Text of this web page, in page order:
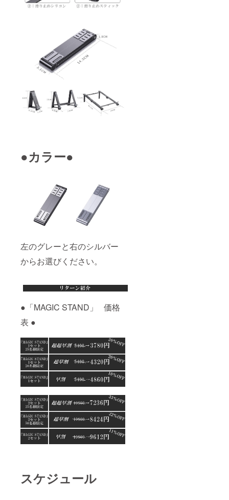
●カラー●
左のグレーと右のシルバー
からお選びください。
●「MAGIC STAND」 価格
表 ●
スケジュール